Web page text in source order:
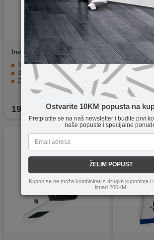
Ostvarite 10KM popusta na
Pretplatite se na naš newsletter i budite prvi
naše popuste i specijalne
ŽELIM POPUST
Kupon se ne može kombinirati s drugim kuponima i
iznad 200KM.
Inverto MH5
Nosač za 5 LNB-ova
Izrađen od metala
Za Inverto MULTI LNB-ove
19,90 KM
ZED
Rezervni
Za
Blister
EAN kod
7,90KM